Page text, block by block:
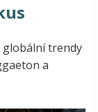
globální trendy
a